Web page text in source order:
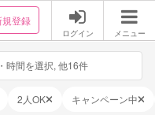
規登録
ログイン メニュー
時間を選択, 他16件
2人OK キャンペーン中